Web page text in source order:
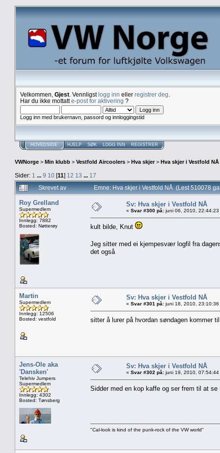
Velkommen, Gjest . Vennligstlogg inn eller registrer deg
Har du ikke mottatte-post for aktivering ?
Logg inn med brukernavn, passord og innloggingstid
HOVEDSIDE HJELP SØK LOGG INN REGISTRER
VWNorge > Min klubb > Vestfold Aircoolers > Hva skjer> Hva skjer i Vestfold NÅ
Sider: 1 ... 9 10 [11] 12 13 ... 17
Skrevet av
Emne: Hva skjer i Vestfold NÅ (Lest 510078
Roy Grelland
Supermedlem
Innlegg: 7882
Bosted: Nøtterøy
Sv: Hva skjer i Vestfold NÅ
« Svar #300 på: juni 06, 2010, 22:44:23
kult bilde, Knut
Jeg sitter med ei kjempesvær logfil fra
det også
Martin
Supermedlem
Innlegg: 12506
Bosted: vestfold
Sv: Hva skjer i Vestfold NÅ
« Svar #301 på: juni 18, 2010, 23:10:36
sitter å lurer på hvordan søndagen kommer
Jens-Ole aka
'Dansken'
Telehiv Jumpers
Supermedlem
Innlegg: 4302
Bosted: Tønsberg
Sv: Hva skjer i Vestfold NÅ
« Svar #302 på: juni 19, 2010, 07:54:44
Sidder med en kop kaffe og ser frem til at
"Cal-look is kind of the punk-rock of the VW world"